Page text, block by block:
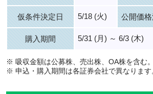
仮条件決定日 5/18 (火) 公開価
購入期間 5/31 (月) ～ 6/3 (木)
※ 吸収金額は公募株、売出株、OA株を含む。
※ 申込・購入期間は各証券会社で異なります